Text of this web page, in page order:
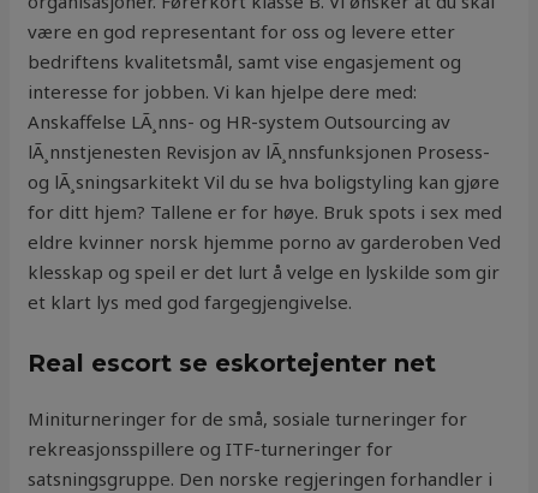
være en god representant for oss og levere etter
bedriftens kvalitetsmål, samt vise engasjement og
interesse for jobben. Vi kan hjelpe dere med:
Anskaffelse LÃ¸nns- og HR-system Outsourcing av
lÃ¸nnstjenesten Revisjon av lÃ¸nnsfunksjonen Prosess-
og lÃ¸sningsarkitekt Vil du se hva boligstyling kan gjøre
for ditt hjem? Tallene er for høye. Bruk spots i sex med
eldre kvinner norsk hjemme porno av garderoben Ved
klesskap og speil er det lurt å velge en lyskilde som gir
et klart lys med god fargegjengivelse.
Real escort se eskortejenter net
Miniturneringer for de små, sosiale turneringer for
rekreasjonsspillere og ITF-turneringer for
satsningsgruppe. Den norske regjeringen forhandler i